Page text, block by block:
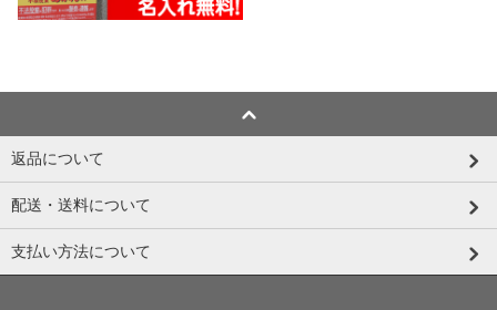
返品について
配送・送料について
支払い方法について